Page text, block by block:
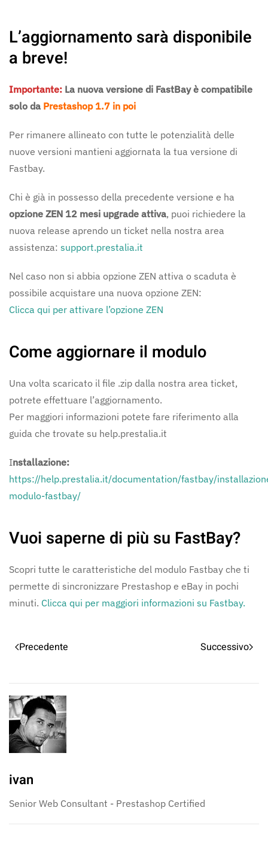
L’aggiornamento sarà disponibile
a breve!
Importante: La nuova versione di FastBay è compatibile
solo da Prestashop 1.7 in poi
Per rimanere allineato con tutte le potenzialità delle
nuove versioni mantieni aggiornata la tua versione di
Fastbay.
Chi è già in possesso della precedente versione e ha
opzione ZEN 12 mesi upgrade attiva, puoi richiedere la
nuova release aprendo un ticket nella nostra area
assistenza: support.prestalia.it
Nel caso non si abbia opzione ZEN attiva o scaduta è
possibile acquistare una nuova opzione ZEN:
Clicca qui per attivare l’opzione ZEN
Come aggiornare il modulo
Una volta scaricato il file .zip dalla nostra area ticket,
potrete effettuare l’aggiornamento.
Per maggiori informazioni potete fare riferimento alla
guida che trovate su help.prestalia.it
Installazione:
https://help.prestalia.it/documentation/fastbay/
modulo-fastbay/
Vuoi saperne di più su FastBay?
Scopri tutte le caratteristiche del modulo Fastbay che ti
permette di sincronizzare Prestashop e eBay in pochi
minuti. Clicca qui per maggiori informazioni su Fastbay.
Precedente Successivo
ivan
Senior Web Consultant - Prestashop Certified